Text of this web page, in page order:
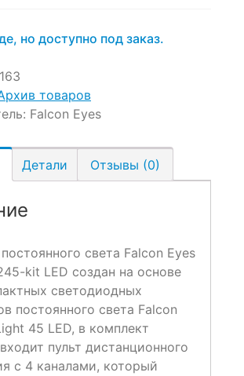
но доступно под заказ.
товаров
Falcon Eyes
Детали Отзывы (0)
света Falcon Eyes
kit LED создан на основе
светодиодных
постоянного света Falcon
45 LED, в комплект
пульт дистанционного
с 4 каналами, который